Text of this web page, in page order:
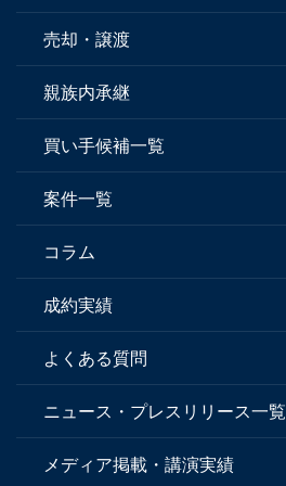
売却・譲渡
親族内承継
買い手候補一覧
案件一覧
コラム
成約実績
よくある質問
ニュース・プレスリリース一覧
メディア掲載・講演実績